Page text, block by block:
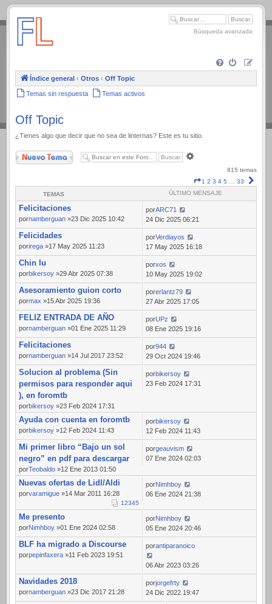
.
Búsqueda avanzada
Índice general ‹ Otros ‹ Off Topic
Temas sin respuesta Temas activos
Off Topic
¿Tienes algo que decir que no sea de linternas? Este es tu sitio.
Nuevo Tema
815 temas
Página
1
1 2 3 4 5 … 33
TEMAS ÚLTIMO MENSAJE
Felicitaciones
pornamberguan »23 Dic 2025 10:42
porARC71
24 Dic 2025 06:21
Felicidades
porirega »17 May 2025 11:23
porVerdiayos
17 May 2025 16:18
Chin lu
porbikersoy »29 Abr 2025 07:38
porxos
10 May 2025 19:02
Asesoramiento guion corto
pormax »15 Abr 2025 19:36
porerlantz79
27 Abr 2025 17:05
FELIZ ENTRADA DE AÑO
pornamberguan »01 Ene 2025 11:29
porUPz
08 Ene 2025 19:16
Felicitaciones
pornamberguan »14 Jul 2017 23:52
por944
29 Oct 2024 19:46
Solucion al problema (Sin
permisos para responder aqui
), en foromtb
porbikersoy »23 Feb 2024 17:31
porbikersoy
23 Feb 2024 17:31
Ayuda con cuenta en foromtb
porbikersoy »12 Feb 2024 11:43
porbikersoy
12 Feb 2024 11:43
Mi primer libro “Bajo un sol
negro” en pdf para descargar
porTeobaldo »12 Ene 2013 01:50
porgeauvism
07 Ene 2024 02:03
Nuevas ofertas de Lidl/Aldi
porvaramigue »14 Mar 2011 16:28
12345
porNimhboy
06 Ene 2024 21:38
Me presento
porNimhboy »01 Ene 2024 02:58
porNimhboy
05 Ene 2024 20:46
BLF ha migrado a Discourse
porpepinfaxera »11 Feb 2023 19:51
porantiparanoico
06 Abr 2023 03:26
Navidades 2018
pornamberguan »23 Dic 2017 21:28
porjorgefrty
24 Dic 2022 19:47